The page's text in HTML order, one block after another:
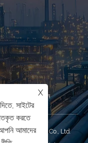
শানডং প্রদেশ, চীন
Equipment Co., Ltd.
X
সাইটের
করতে
আমাদের